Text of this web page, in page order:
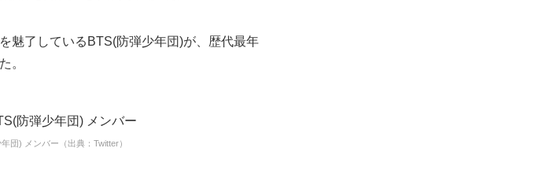
魅了しているBTS(防弾少年団)が、歴代最年
。
団) メンバー（出典：Twitter）